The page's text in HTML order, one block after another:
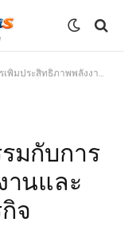
ลังงานและความปลอดภัยของธุรกิจ
มกับการ
านและ
จ